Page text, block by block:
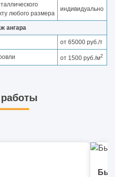
любого размера
индивидуально
ангара
от 65000 руб./т
от 1500 руб./м2